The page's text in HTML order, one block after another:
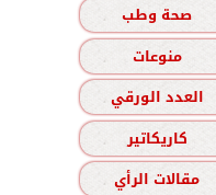
صحة وطب
منوعات
العدد الورقي
كاريكاتير
مقالات الرأي